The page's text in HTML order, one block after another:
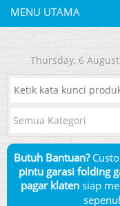
MENU UTAMA
Thursday, 6
Butuh Bantuan?
pintu garasi folding
pagar klaten siap